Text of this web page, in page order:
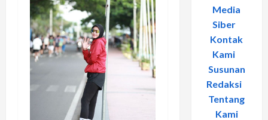
Media
Siber-
Kontak
Kami
Susunan
Redaksi-
Tentang
Kami